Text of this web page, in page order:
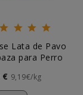
Lata de Pavo
para Perro
€ 9,19€/kg